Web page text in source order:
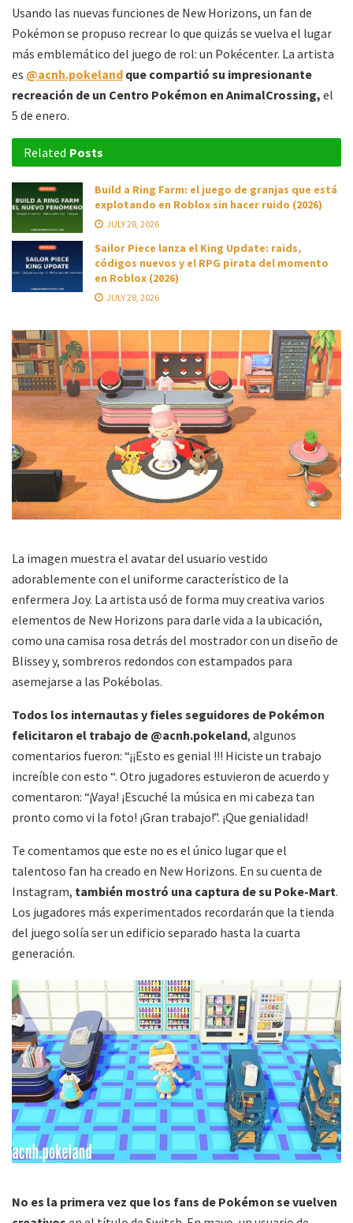
Usando las nuevas funciones de New Horizons, un fan de
Pokémon se propuso recrear lo que quizás se vuelva el lugar
más emblemático del juego de rol: un Pokécenter. La artista
es @acnh.pokeland que compartió su impresionante
recreación de un Centro Pokémon en AnimalCrossing, el
5 de enero.
Related Posts
Build a Ring Farm: el juego de granjas que está
explotando en Roblox sin hacer ruido (2026)
JULY 28, 2026
Sailor Piece lanza el King Update: raids,
códigos nuevos y el RPG pirata del momento
en Roblox (2026)
JULY 28, 2026
La imagen muestra el avatar del usuario vestido
adorablemente con el uniforme característico de la
enfermera Joy. La artista usó de forma muy creativa varios
elementos de New Horizons para darle vida a la ubicación,
como una camisa rosa detrás del mostrador con un diseño de
Blissey y, sombreros redondos con estampados para
asemejarse a las Pokébolas.
Todos los internautas y fieles seguidores de Pokémon
felicitaron el trabajo de @acnh.pokeland, algunos
comentarios fueron: “¡¡Esto es genial !!! Hiciste un trabajo
increíble con esto “. Otro jugadores estuvieron de acuerdo y
comentaron: “¡Vaya! ¡Escuché la música en mi cabeza tan
pronto como vi la foto! ¡Gran trabajo!”. ¡Que genialidad!
Te comentamos que este no es el único lugar que el
talentoso fan ha creado en New Horizons. En su cuenta de
Instagram, también mostró una captura de su Poke-Mart.
Los jugadores más experimentados recordarán que la tienda
del juego solía ser un edificio separado hasta la cuarta
generación.
No es la primera vez que los fans de Pokémon se vuelven